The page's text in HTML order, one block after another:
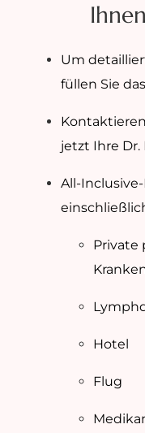
Um
füllen Sie
jetzt Ihre Dr.
All-
Private
Hotel
Flug